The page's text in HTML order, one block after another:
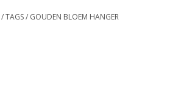
/TAGS/ GOUDEN BLOEM HANGER